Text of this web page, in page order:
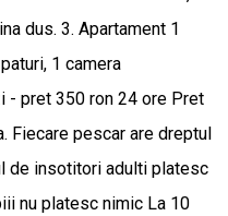
dus. 3. Apartament 1
1 camera
- pret 350 ron 24 ore Pret
Fiecare pescar are dreptul
de insotitori adulti platesc
nu platesc nimic La 10